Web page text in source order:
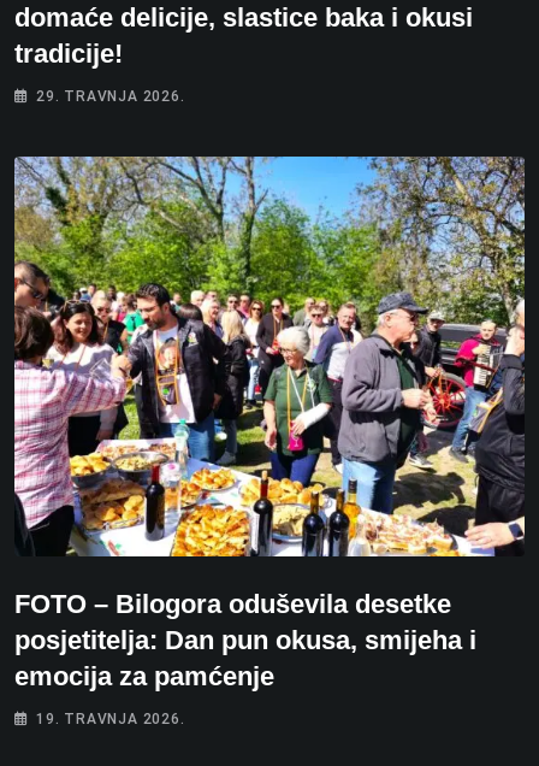
domaće delicije, slastice baka i okusi
tradicije!
29. TRAVNJA 2026.
FOTO – Bilogora oduševila desetke
posjetitelja: Dan pun okusa, smijeha i
emocija za pamćenje
19. TRAVNJA 2026.